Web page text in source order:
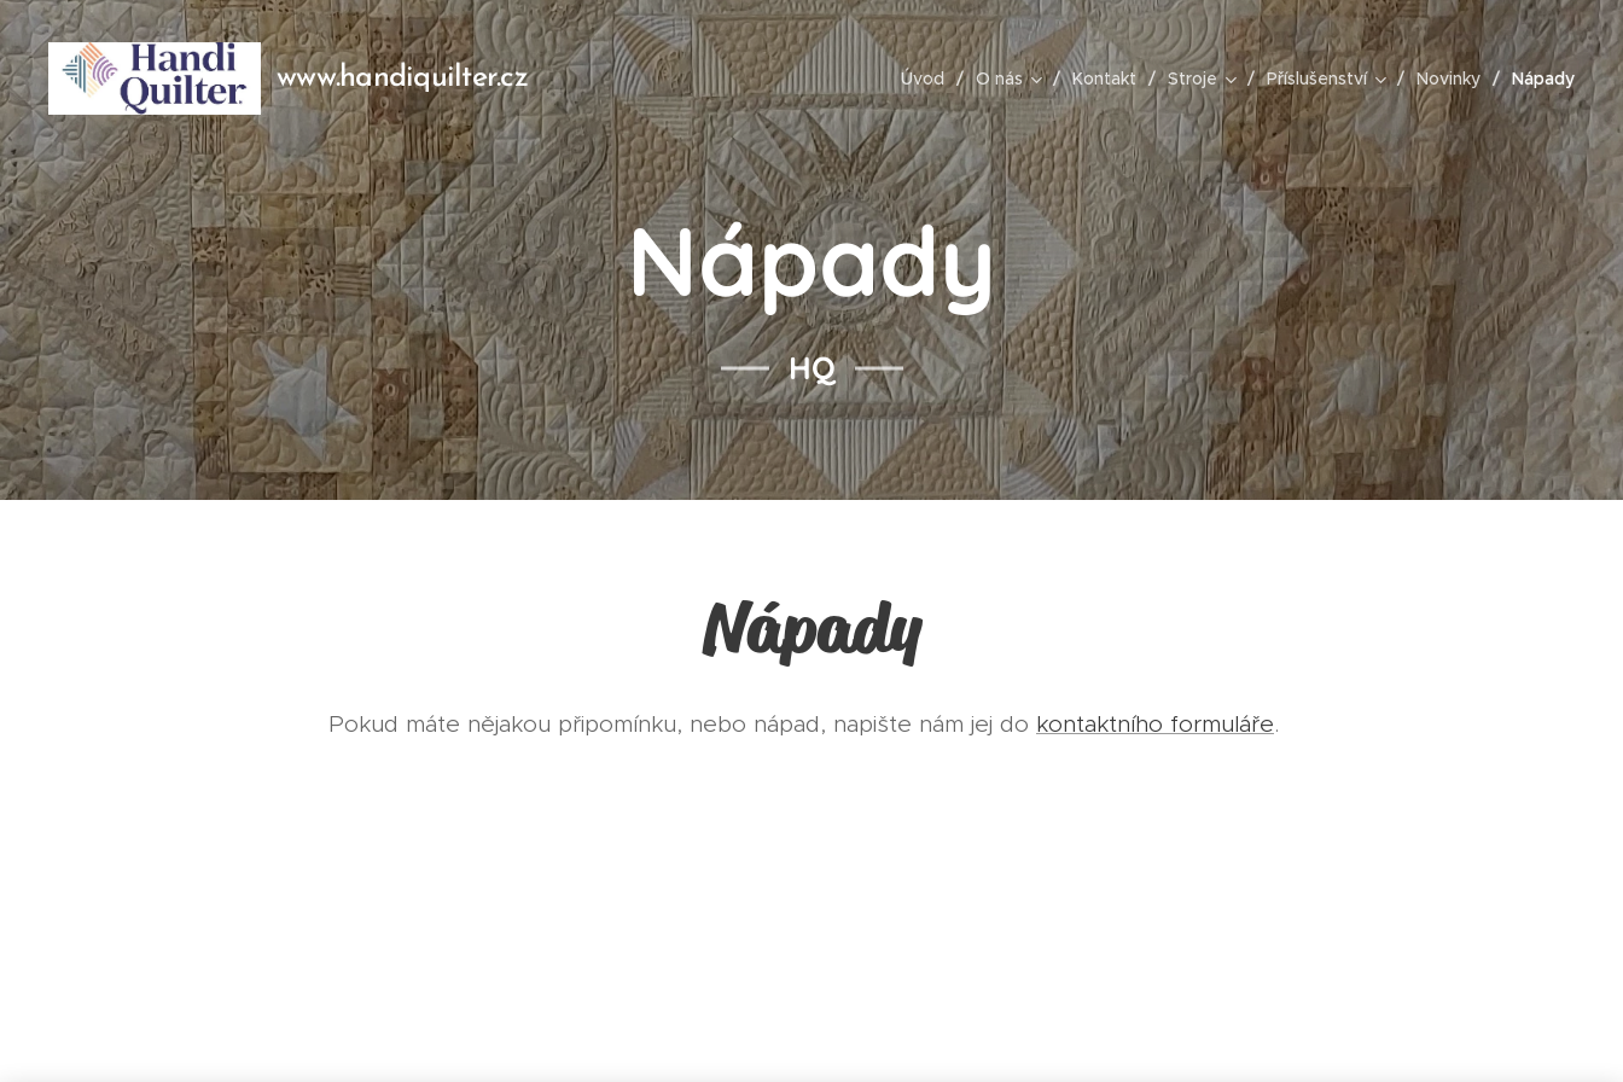
www.handiquilter.cz Úvod O nás Kontakt Stroje Příslušenství Novinky Nápady
Nápady
HQ
Nápady
Pokud máte nějakou připomínku, nebo nápad, napište nám jej do kontaktního formuláře.